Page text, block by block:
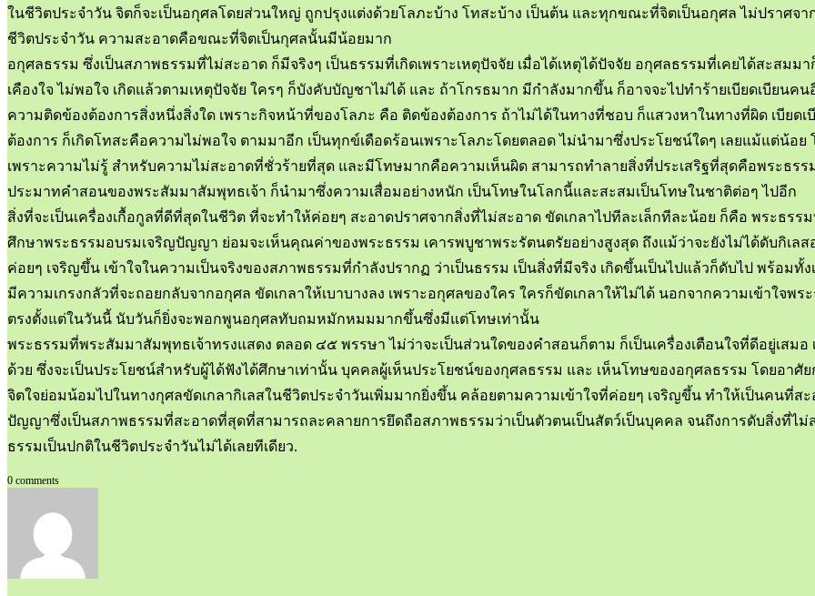
ในชีวิตประจำวัน จิตก็จะเป็นอกุศลโดยส่วนใหญ่ ถูกปรุงแต่งด้วยโลภะบ้าง โทสะบ้าง เป็นต้น และทุกขณะที่จิตเป็นอกุศล ไม่ปราศ
ชีวิตประจำวัน ความสะอาดคือขณะที่จิตเป็นกุศลนั้นมีน้อยมาก
อกุศลธรรม ซึ่งเป็นสภาพธรรมที่ไม่สะอาด ก็มีจริงๆ เป็นธรรมที่เกิดเพราะเหตุปัจจัย เมื่อได้เหตุได้ปัจจัย อกุศลธรรมที่เคยได้สะสม
เคืองใจ ไม่พอใจ เกิดแล้วตามเหตุปัจจัย ใครๆ ก็บังคับบัญชาไม่ได้ และ ถ้าโกรธมาก มีกำลังมากขึ้น ก็อาจจะไปทำร้ายเบียดเบียนค
ความติดข้องต้องการสิ่งหนึ่งสิ่งใด เพราะกิจหน้าที่ของโลภะ คือ ติดข้องต้องการ ถ้าไม่ได้ในทางที่ชอบ ก็แสวงหาในทางที่ผิด เบียด
ต้องการ ก็เกิดโทสะคือความไม่พอใจ ตามมาอีก เป็นทุกข์เดือดร้อนเพราะโลภะโดยตลอด ไม่นำมาซึ่งประโยชน์ใดๆ เลยแม้แต่น้อ
เพราะความไม่รู้ สำหรับความไม่สะอาดที่ชั่วร้ายที่สุด และมีโทษมากคือความเห็นผิด สามารถทำลายสิ่งที่ประเสริฐที่สุดคือพระธร
ประมาทคำสอนของพระสัมมาสัมพุทธเจ้า ก็นำมาซึ่งความเสื่อมอย่างหนัก เป็นโทษในโลกนี้และสะสมเป็นโทษในชาติต่อๆ ไปอีก
สิ่งที่จะเป็นเครื่องเกื้อกูลที่ดีที่สุดในชีวิต ที่จะทำให้ค่อยๆ สะอาดปราศจากสิ่งที่ไม่สะอาด ขัดเกลาไปทีละเล็กทีละน้อย ก็คือ พระธร
ศึกษาพระธรรมอบรมเจริญปัญญา ย่อมจะเห็นคุณค่าของพระธรรม เคารพบูชาพระรัตนตรัยอย่างสูงสุด ถึงแม้ว่าจะยังไม่ได้ดับกิเล
ค่อยๆ เจริญขึ้น เข้าใจในความเป็นจริงของสภาพธรรมที่กำลังปรากฏ ว่าเป็นธรรม เป็นสิ่งที่มีจริง เกิดขึ้นเป็นไปแล้วก็ดับไป พร้อม
มีความเกรงกลัวที่จะถอยกลับจากอกุศล ขัดเกลาให้เบาบางลง เพราะอกุศลของใคร ใครก็ขัดเกลาให้ไม่ได้ นอกจากความเข้าใจพ
ตรงตั้งแต่ในวันนี้ นับวันก็ยิ่งจะพอกพูนอกุศลทับถมหมักหมมมากขึ้นซึ่งมีแต่โทษเท่านั้น
พระธรรมที่พระสัมมาสัมพุทธเจ้าทรงแสดง ตลอด ๔๕ พรรษา ไม่ว่าจะเป็นส่วนใดของคำสอนก็ตาม ก็เป็นเครื่องเตือนใจที่ดีอยู่เสม
ด้วย ซึ่งจะเป็นประโยชน์สำหรับผู้ได้ฟังได้ศึกษาเท่านั้น บุคคลผู้เห็นประโยชน์ของกุศลธรรม และ เห็นโทษของอกุศลธรรม โดยอาศั
จิตใจย่อมน้อมไปในทางกุศลขัดเกลากิเลสในชีวิตประจำวันเพิ่มมากยิ่งขึ้น คล้อยตามความเข้าใจที่ค่อยๆ เจริญขึ้น ทำให้เป็นคนที่ส
ปัญญาซึ่งเป็นสภาพธรรมที่สะอาดที่สุดที่สามารถละคลายการยึดถือสภาพธรรมว่าเป็นตัวตนเป็นสัตว์เป็นบุคคล จนถึงการดับสิ่งที่ไ
ธรรมเป็นปกติในชีวิตประจำวันไม่ได้เลยทีเดียว.
0 comments